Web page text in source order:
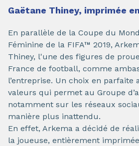
Gaëtane Thiney, imprimée
En parallèle de la Coupe du
Féminine de la FIFA™ 2019,
Thiney, l'une des figures de
France de football, comme
l’entreprise. Un choix en parfaite
valeurs qui permet au Groupe
notamment sur les réseaux
manière plus inattendu.
En effet, Arkema a décidé de
la joueuse, entièrement